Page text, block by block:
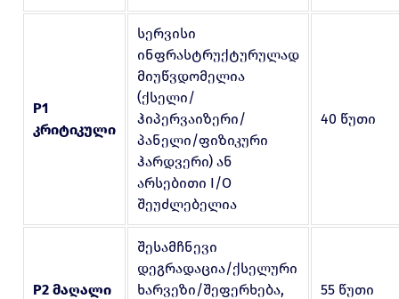
P1
კრიტიკული
სერვისი
ინფრასტრუქტურულად
მიუწვდომელია
(ქსელი/
ჰიპერვაიზერი/
პანელი/ფიზიკური
ჰარდვერი) ან
არსებითი I/O
შეუძლებელია
40 წუთი
P2 მაღალი
შესამჩნევი
დეგრადაცია/ქსელური
ხარვეზი/შეფერხება,
55 წუთი